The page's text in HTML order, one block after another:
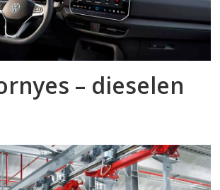
– dieselen